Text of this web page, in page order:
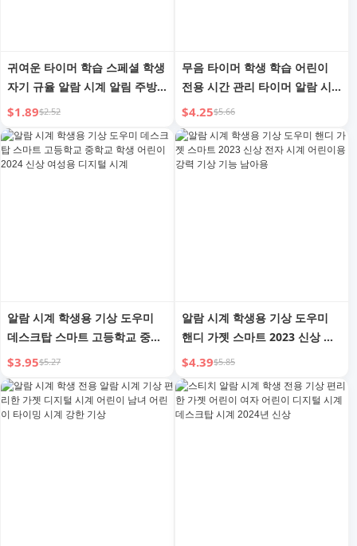
귀여운 타이머 학습 스페셜 학생
자기 규율 알람 시계 알림 주방
시간 관리 카운트다운 타이머
$1.89$2.52
무음 타이머 학생 학습 어린이
전용 시간 관리 타이머 알람 시
계 주방 카운트다운 알림
$4.25$5.66
알람 시계 학생용 기상 도우미
데스크탑 스마트 고등학교 중학
교 학생 어린이 2024 신상 여성
용 디지털 시계
$3.95$5.27
알람 시계 학생용 기상 도우미
핸디 가젯 스마트 2023 신상 전
자 시계 어린이용 강력 기상 기
능 남아용
$4.39$5.85